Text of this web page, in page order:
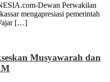
Dewan Perwakilan
mengapresiasi pemerintah
[…]
Musyawarah dan